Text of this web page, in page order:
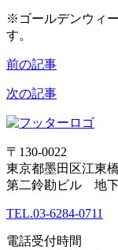
※ゴールデンウィ
す。
前の記事
次の記事
〒130-0022
東京都墨田区江東
第二鈴勘ビル 地
TEL.03-6284-0711
電話受付時間